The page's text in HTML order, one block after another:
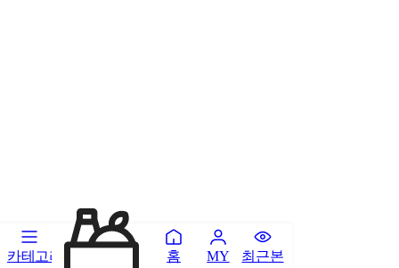
카테고리 홈 MY 최근본